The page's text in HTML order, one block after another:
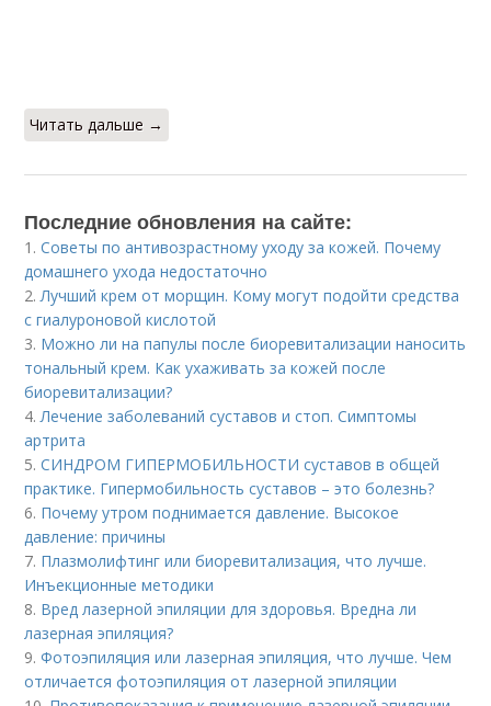
Читать дальше →
Последние обновления на сайте:
1.Советы по антивозрастному уходу за кожей. Почему
домашнего ухода недостаточно
2. Лучший крем от морщин. Кому могут подойти средства
с гиалуроновой кислотой
3. Можно ли на папулы после биоревитализации наносить
тональный крем. Как ухаживать за кожей после
биоревитализации?
4. Лечение заболеваний суставов и стоп. Симптомы
артрита
5.СИНДРОМ ГИПЕРМОБИЛЬНОСТИ суставов в общей
практике. Гипермобильность суставов – это болезнь?
6. Почему утром поднимается давление. Высокое
давление: причины
7. Плазмолифтинг или биоревитализация, что лучше.
Инъекционные методики
8. Вред лазерной эпиляции для здоровья. Вредна ли
лазерная эпиляция?
9.Фотоэпиляция или лазерная эпиляция, что лучше. Чем
отличается фотоэпиляция от лазерной эпиляции